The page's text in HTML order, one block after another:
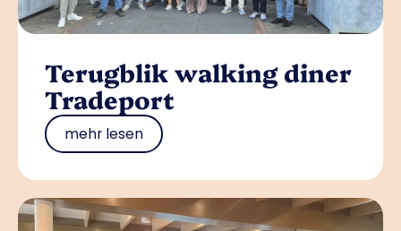
Terugblik walking diner
Tradeport
mehr lesen